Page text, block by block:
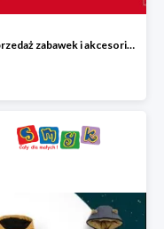
Wyprzedaż zabawek i akcesoriów niemowlęcych w Smyku do -50%